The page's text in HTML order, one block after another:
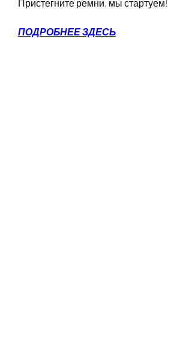
Пристегните ремни, мы стартуем!
ПОДРОБНЕЕ ЗДЕСЬ